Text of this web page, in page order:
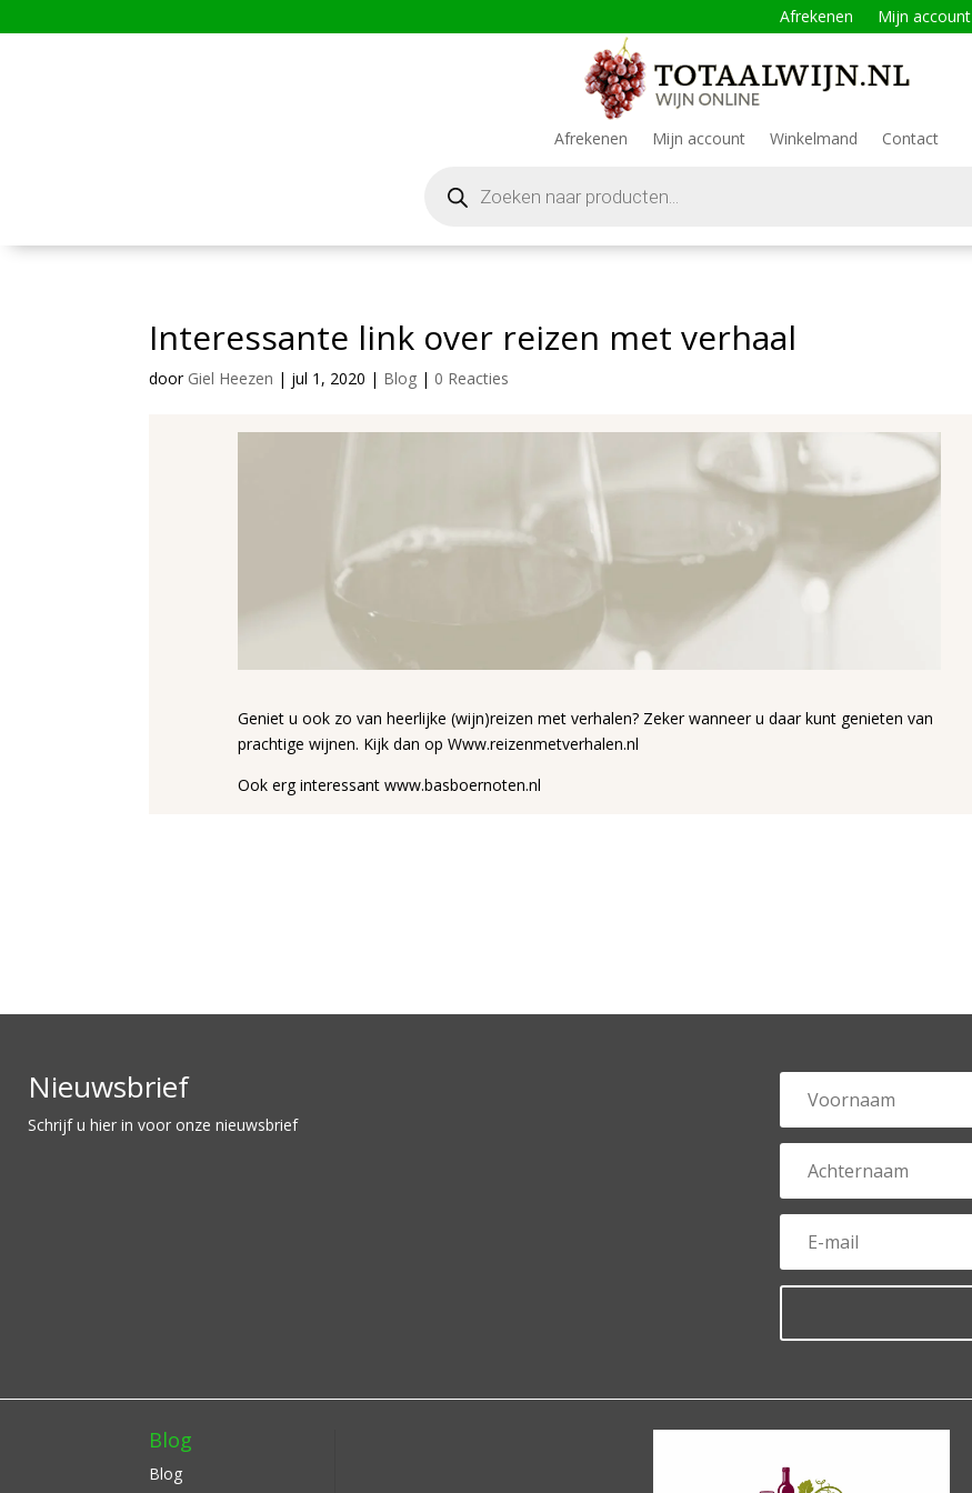
Afrekenen Mijn account
Afrekenen Mijn account Winkelmand
Contact
zoeken
Interessante link over reizen met verhaal
door Giel Heezen | jul 1, 2020 | Blog | 0 Reacties
Geniet u ook zo van heerlijke (wijn)reizen met verhalen? Zeker wanneer u daar kunt genieten van
prachtige wijnen. Kijk dan op Www.reizenmetverhalen.nl
Ook erg interessant www.basboernoten.nl
Nieuwsbrief
Schrijf u hier in voor onze nieuwsbrief
Blog
Blog